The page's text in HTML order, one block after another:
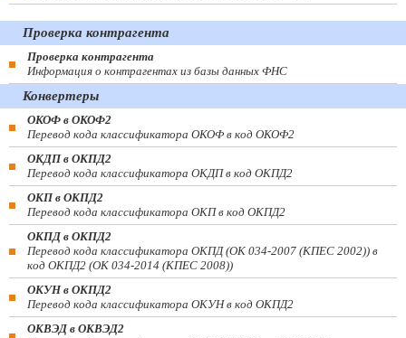
Проверка контрагента
Проверка контрагента
Информация о контрагентах из базы данных ФНС
Конвертеры
ОКОФ в ОКОФ2
Перевод кода классификатора ОКОФ в код ОКОФ2
ОКДП в ОКПД2
Перевод кода классификатора ОКДП в код ОКПД2
ОКП в ОКПД2
Перевод кода классификатора ОКП в код ОКПД2
ОКПД в ОКПД2
Перевод кода классификатора ОКПД (ОК 034-2007 (КПЕС 2002)) в
код ОКПД2 (ОК 034-2014 (КПЕС 2008))
ОКУН в ОКПД2
Перевод кода классификатора ОКУН в код ОКПД2
ОКВЭД в ОКВЭД2